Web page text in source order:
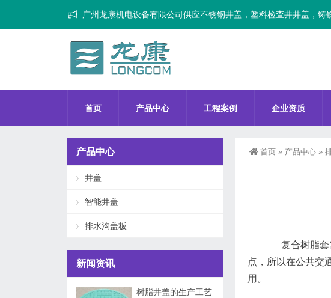
广州龙康机电设备有限公司供应不锈钢井盖，塑料检查井井盖，
首页 产品中心 工程案例 企业资质
首页 » 产品中心 »
复合树脂套
点，所以在公共交
用。
产品中心
井盖
智能井盖
排水沟盖板
新闻资讯
树脂井盖的生产工艺